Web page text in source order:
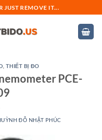
JUST REMOVE IT...
THIẾT BỊ ĐO
PCE-
ĐỖ NHẬT PHÚC